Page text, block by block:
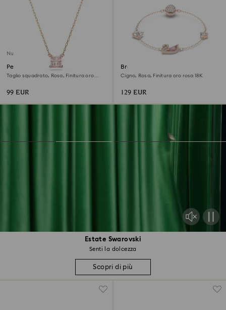
Estate Swarovski
Senti la dolcezza
Scopri di più
Nuovo
Pendente Stilla
Taglio squadrato, Rosa, Finitura oro
99 EUR
Braccialetto Swan
Cigno, Rosa, Finitura oro rosa 18K
129 EUR